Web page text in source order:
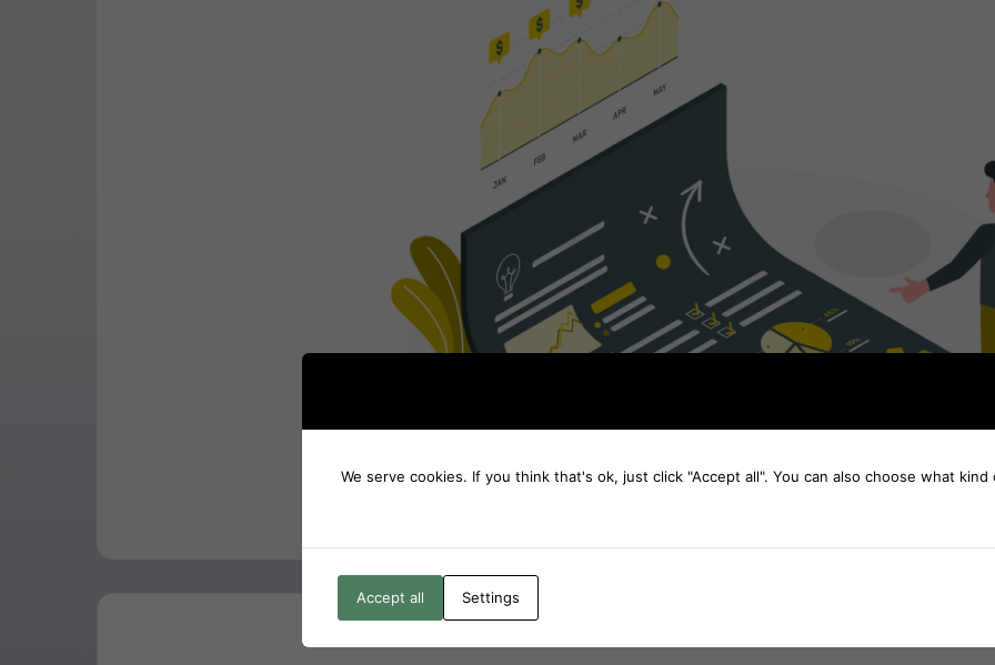
We serve cookies. If you think that's ok, just click "Accept all". You can also choose what
Settings
Accept all